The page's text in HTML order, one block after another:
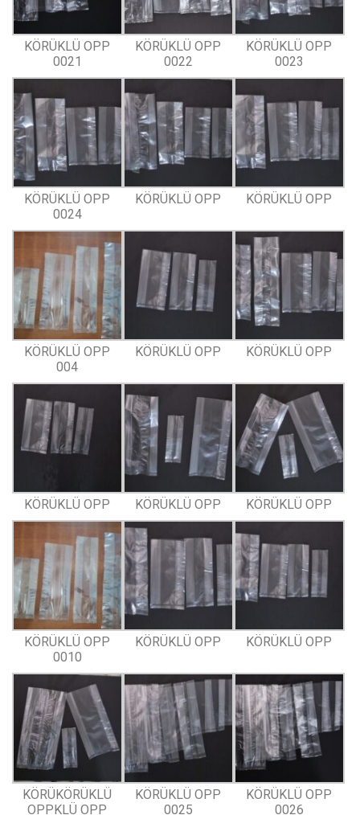
KÖRÜKLÜ OPP
0021
KÖRÜKLÜ OPP
0022
KÖRÜKLÜ OPP
0023
KÖRÜKLÜ OPP
0024
KÖRÜKLÜ OPP KÖRÜKLÜ OPP
KÖRÜKLÜ OPP
004
KÖRÜKLÜ OPP KÖRÜKLÜ OPP
KÖRÜKLÜ OPP KÖRÜKLÜ OPP KÖRÜKLÜ OPP
KÖRÜKLÜ OPP
0010
KÖRÜKLÜ OPP KÖRÜKLÜ OPP
KÖRÜKÖRÜKLÜ
OPPKLÜ OPP
KÖRÜKLÜ OPP
0025
KÖRÜKLÜ OPP
0026